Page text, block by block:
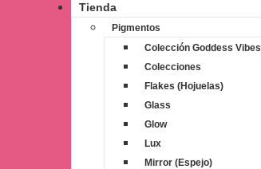
Tienda
Pigmentos
Colección Goddess Vibes
Colecciones
Flakes (Hojuelas)
Glass
Glow
Lux
Mirror (Espejo)